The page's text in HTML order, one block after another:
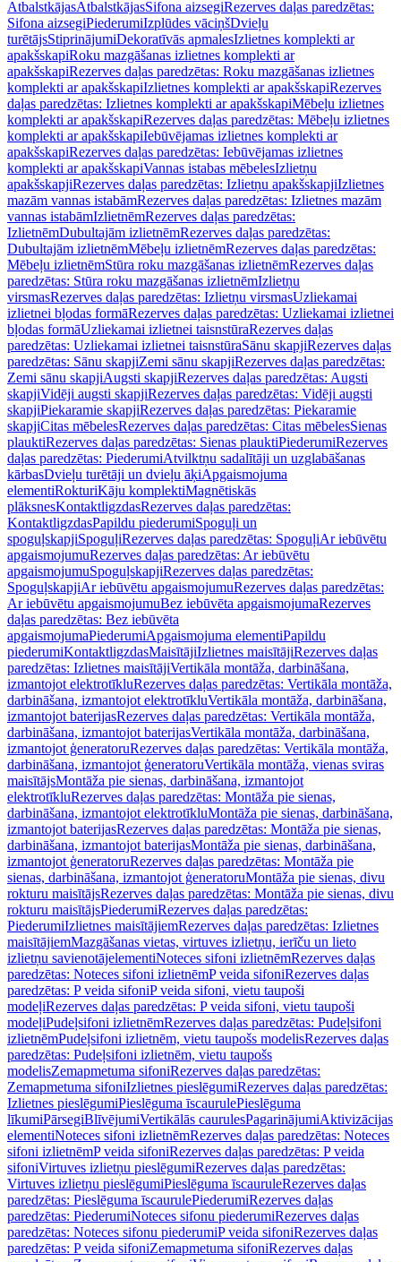
AtbalstkājasAtbalstkājasSifona aizsegiRezerves daļas paredzētas:
Sifona aizsegiPiederumiIzplūdes vāciņšDvieļu
turētājsStiprinājumiDekoratīvās apmalesIzlietnes komplekti ar
apakšskapiRoku mazgāšanas izlietnes komplekti ar
apakšskapiRezerves daļas paredzētas: Roku mazgāšanas izlietnes
komplekti ar apakšskapiIzlietnes komplekti ar apakšskapiRezerves
daļas paredzētas: Izlietnes komplekti ar apakšskapiMēbeļu izlietnes
komplekti ar apakšskapiRezerves daļas paredzētas: Mēbeļu izlietnes
komplekti ar apakšskapiIebūvējamas izlietnes komplekti ar
apakšskapiRezerves daļas paredzētas: Iebūvējamas izlietnes
komplekti ar apakšskapiVannas istabas mēbelesIzlietņu
apakšskapjiRezerves daļas paredzētas: Izlietņu apakšskapjiIzlietnes
mazām vannas istabāmRezerves daļas paredzētas: Izlietnes mazām
vannas istabāmIzlietnēmRezerves daļas paredzētas:
IzlietnēmDubultajām izlietnēmRezerves daļas paredzētas:
Dubultajām izlietnēmMēbeļu izlietnēmRezerves daļas paredzētas:
Mēbeļu izlietnēmStūra roku mazgāšanas izlietnēmRezerves daļas
paredzētas: Stūra roku mazgāšanas izlietnēmIzlietņu
virsmasRezerves daļas paredzētas: Izlietņu virsmasUzliekamai
izlietnei bļodas formāRezerves daļas paredzētas: Uzliekamai izlietnei
bļodas formāUzliekamai izlietnei taisnstūraRezerves daļas
paredzētas: Uzliekamai izlietnei taisnstūraSānu skapjiRezerves daļas
paredzētas: Sānu skapjiZemi sānu skapjiRezerves daļas paredzētas:
Zemi sānu skapjiAugsti skapjiRezerves daļas paredzētas: Augsti
skapjiVidēji augsti skapjiRezerves daļas paredzētas: Vidēji augsti
skapjiPiekaramie skapjiRezerves daļas paredzētas: Piekaramie
skapjiCitas mēbelesRezerves daļas paredzētas: Citas mēbelesSienas
plauktiRezerves daļas paredzētas: Sienas plauktiPiederumiRezerves
daļas paredzētas: PiederumiAtvilktņu sadalītāji un uzglabāšanas
kārbasDvieļu turētāji un dvieļu āķiApgaismojuma
elementiRokturiKāju komplektiMagnētiskās
plāksnesKontaktligzdasRezerves daļas paredzētas:
KontaktligzdasPapildu piederumiSpoguļi un
spoguļskapjiSpoguļiRezerves daļas paredzētas: SpoguļiAr iebūvētu
apgaismojumuRezerves daļas paredzētas: Ar iebūvētu
apgaismojumuSpoguļskapjiRezerves daļas paredzētas:
SpoguļskapjiAr iebūvētu apgaismojumuRezerves daļas paredzētas:
Ar iebūvētu apgaismojumuBez iebūvēta apgaismojumaRezerves
daļas paredzētas: Bez iebūvēta
apgaismojumaPiederumiApgaismojuma elementiPapildu
piederumiKontaktligzdasMaisītājiIzlietnes maisītājiRezerves daļas
paredzētas: Izlietnes maisītājiVertikāla montāža, darbināšana,
izmantojot elektrotīkluRezerves daļas paredzētas: Vertikāla montāža,
darbināšana, izmantojot elektrotīkluVertikāla montāža, darbināšana,
izmantojot baterijasRezerves daļas paredzētas: Vertikāla montāža,
darbināšana, izmantojot baterijasVertikāla montāža, darbināšana,
izmantojot ģeneratoruRezerves daļas paredzētas: Vertikāla montāža,
darbināšana, izmantojot ģeneratoruVertikāla montāža, vienas sviras
maisītājsMontāža pie sienas, darbināšana, izmantojot
elektrotīkluRezerves daļas paredzētas: Montāža pie sienas,
darbināšana, izmantojot elektrotīkluMontāža pie sienas, darbināšana,
izmantojot baterijasRezerves daļas paredzētas: Montāža pie sienas,
darbināšana, izmantojot baterijasMontāža pie sienas, darbināšana,
izmantojot ģeneratoruRezerves daļas paredzētas: Montāža pie
sienas, darbināšana, izmantojot ģeneratoruMontāža pie sienas, divu
rokturu maisītājsRezerves daļas paredzētas: Montāža pie sienas, divu
rokturu maisītājsPiederumiRezerves daļas paredzētas:
PiederumiIzlietnes maisītājiemRezerves daļas paredzētas: Izlietnes
maisītājiemMazgāšanas vietas, virtuves izlietņu, ierīču un lieto
izlietņu savienotājelementiNoteces sifoni izlietnēmRezerves daļas
paredzētas: Noteces sifoni izlietnēmP veida sifoniRezerves daļas
paredzētas: P veida sifoniP veida sifoni, vietu taupoši
modeļiRezerves daļas paredzētas: P veida sifoni, vietu taupoši
modeļiPudeļsifoni izlietnēmRezerves daļas paredzētas: Pudeļsifoni
izlietnēmPudeļsifoni izlietnēm, vietu taupošs modelisRezerves daļas
paredzētas: Pudeļsifoni izlietnēm, vietu taupošs
modelisZemapmetuma sifoniRezerves daļas paredzētas:
Zemapmetuma sifoniIzlietnes pieslēgumiRezerves daļas paredzētas:
Izlietnes pieslēgumiPieslēguma īscaurulePieslēguma
līkumiPārsegiBlīvējumiVertikālās caurulesPagarinājumiAktivizācijas
elementiNoteces sifoni izlietnēmRezerves daļas paredzētas: Noteces
sifoni izlietnēmP veida sifoniRezerves daļas paredzētas: P veida
sifoniVirtuves izlietņu pieslēgumiRezerves daļas paredzētas:
Virtuves izlietņu pieslēgumiPieslēguma īscauruleRezerves daļas
paredzētas: Pieslēguma īscaurulePiederumiRezerves daļas
paredzētas: PiederumiNoteces sifonu piederumiRezerves daļas
paredzētas: Noteces sifonu piederumiP veida sifoniRezerves daļas
paredzētas: P veida sifoniZemapmetuma sifoniRezerves daļas